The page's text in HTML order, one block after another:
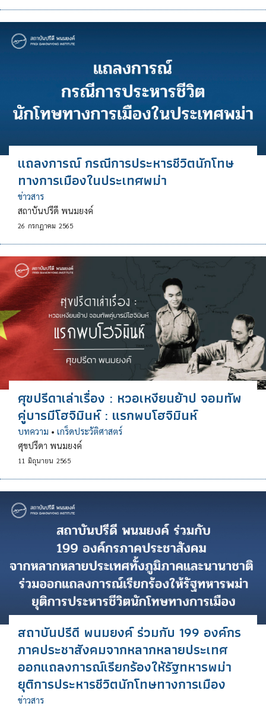
แถลงการณ์ กรณีการประหารชีวิตนักโทษ
ทางการเมืองในประเทศพม่า
ข่าวสาร
สถาบันปรีดี พนมยงค์
26 กรกฎาคม 2565
ศุขปรีดาเล่าเรื่อง : หวอเหงียนย้าป จอมทัพ
คู่บารมีโฮจิมินห์ : แรกพบโฮจิมินห์
บทความ • เกร็ดประวัติศาสตร์
ศุขปรีดา พนมยงค์
11 มิถุนายน 2565
สถาบันปรีดี พนมยงค์ ร่วมกับ 199 องค์กร
ภาคประชาสังคมจากหลากหลายประเทศ
ออกแถลงการณ์เรียกร้องให้รัฐทหารพม่า
ยุติการประหารชีวิตนักโทษทางการเมือง
ข่าวสาร